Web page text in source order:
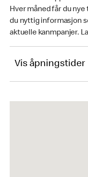
Hver måned får du
du nyttig informasjon
aktuelle kanmpanjer.
Vis åpningstider